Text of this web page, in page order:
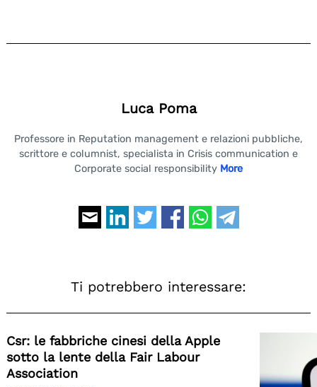
Luca Poma
Professore in Reputation management e relazioni pubbliche,
scrittore e columnist, specialista in Crisis communication e
Corporate social responsibility More
Ti potrebbero interessare:
Csr: le fabbriche cinesi della Apple
sotto la lente della Fair Labour
Association